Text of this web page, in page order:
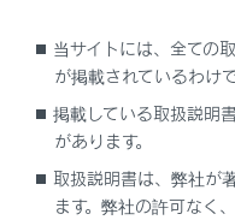
施錠／解錠／ドアの
故障かな？と思ったら
トラブルが発生した
当サイトには、全ての
が掲載されているわけ
掲載している取扱説明
があります。
取扱説明書は、弊社が
ます。弊社の許可なく